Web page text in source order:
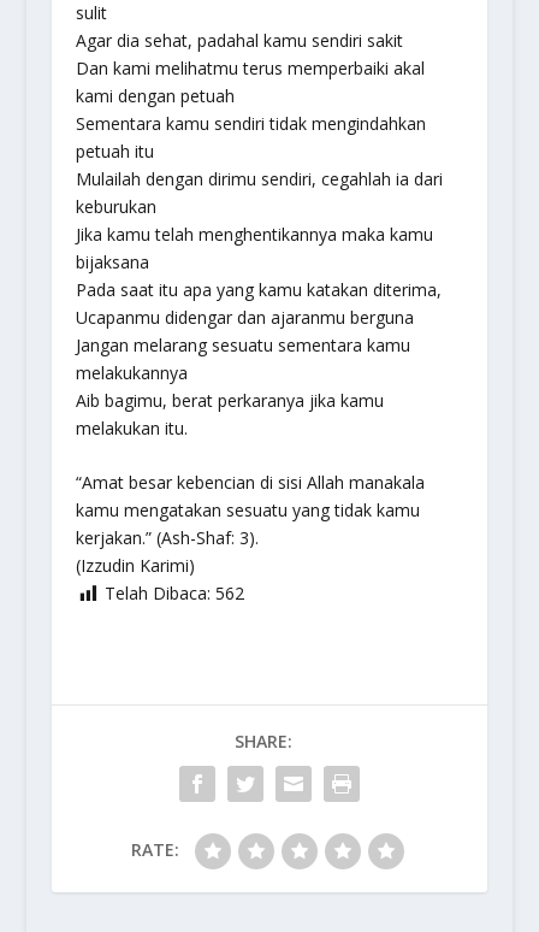
sulit
Agar dia sehat, padahal kamu sendiri sakit
Dan kami melihatmu terus memperbaiki akal
kami dengan petuah
Sementara kamu sendiri tidak mengindahkan
petuah itu
Mulailah dengan dirimu sendiri, cegahlah ia dari
keburukan
Jika kamu telah menghentikannya maka kamu
bijaksana
Pada saat itu apa yang kamu katakan diterima,
Ucapanmu didengar dan ajaranmu berguna
Jangan melarang sesuatu sementara kamu
melakukannya
Aib bagimu, berat perkaranya jika kamu
melakukan itu.
“Amat besar kebencian di sisi Allah manakala
kamu mengatakan sesuatu yang tidak kamu
kerjakan.” (Ash-Shaf: 3).
(Izzudin Karimi)
Telah Dibaca: 562
SHARE:
RATE: